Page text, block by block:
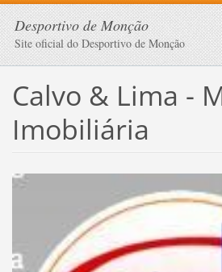
Desportivo de Monção
Site oficial do Desportivo de Monção
Calvo & Lima -
Imobiliária